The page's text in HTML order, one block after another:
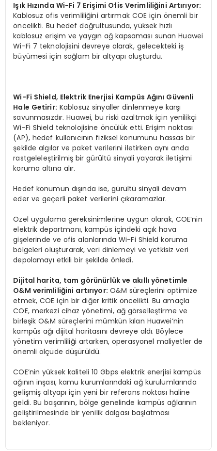
Işık Hızında Wi-Fi 7 Erişimi Ofis Verimliliğini Artırıyor:
Kablosuz ofis verimliliğini artırmak COE için önemli bir
öncelikti. Bu hedef doğrultusunda, yüksek hızlı
kablosuz erişim ve yaygın ağ kapsaması sunan Huawei
Wi-Fi 7 teknolojisini devreye alarak, gelecekteki iş
büyümesi için sağlam bir altyapı oluşturdu.
Wi-Fi Shield, Elektrik Enerjisi Kampüs Ağını Güvenli
Hale Getirir: Kablosuz sinyaller dinlenmeye karşı
savunmasızdır. Huawei, bu riski azaltmak için yenilikçi
Wi-Fi Shield teknolojisine öncülük etti. Erişim noktası
(AP), hedef kullanıcının fiziksel konumunu hassas bir
şekilde algılar ve paket verilerini iletirken aynı anda
rastgeleleştirilmiş bir gürültü sinyali yayarak iletişimi
koruma altına alır.
Hedef konumun dışında ise, gürültü sinyali devam
eder ve geçerli paket verilerini çıkaramazlar.
Özel uygulama gereksinimlerine uygun olarak, COE’nin
elektrik departmanı, kampüs içindeki açık hava
gişelerinde ve ofis alanlarında Wi-Fi Shield koruma
bölgeleri oluşturarak, veri dinlemeyi ve yetkisiz veri
depolamayı etkili bir şekilde önledi.
Dijital harita, tam görünürlük ve akıllı yönetimle
O&M verimliliğini artırıyor: O&M süreçlerini optimize
etmek, COE için bir diğer kritik öncelikti. Bu amaçla
COE, merkezi cihaz yönetimi, ağ görselleştirme ve
birleşik O&M süreçlerini mümkün kılan Huawei’nin
kampüs ağı dijital haritasını devreye aldı. Böylece
yönetim verimliliği artarken, operasyonel maliyetler de
önemli ölçüde düşürüldü.
COE’nin yüksek kaliteli 10 Gbps elektrik enerjisi kampüs
ağının inşası, kamu kurumlarındaki ağ kurulumlarında
gelişmiş altyapı için yeni bir referans noktası haline
geldi. Bu başarının, bölge genelinde kampüs ağlarının
geliştirilmesinde bir yenilik dalgası başlatması
bekleniyor.